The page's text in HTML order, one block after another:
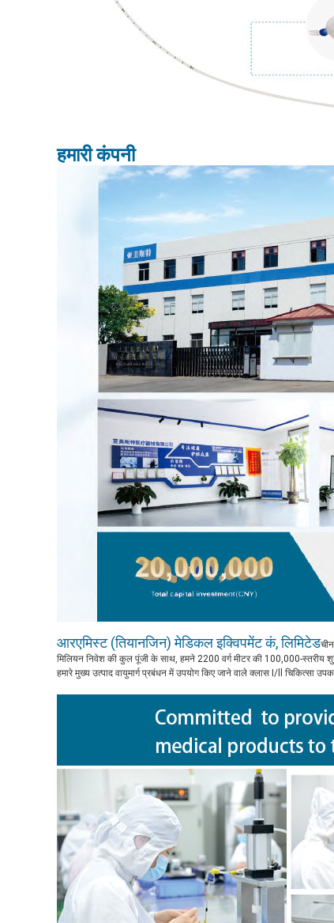
हमारी कंपनी
आरएमिस्ट (तियानजिन) मेडिकल इक्विपमेंट कं, लिमिटेड
मिलियन निवेश की कुल पूंजी के साथ, हमने 2200 वर्ग मीटर की 100,000-स्तरीय
हमारे मुख्य उत्पाद वायुमार्ग प्रबंधन में उपयोग किए जाने वाले क्लास I/ll